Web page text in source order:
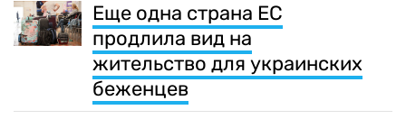
Еще одна страна ЕС
продлила вид на
жительство для украинских
беженцев